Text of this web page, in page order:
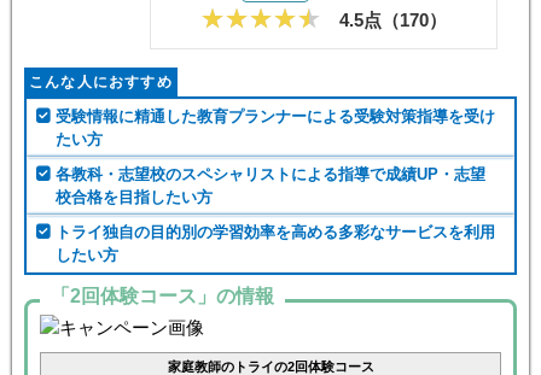
4.5点（170）
こんな人におすすめ
受験情報に精通した教育プランナーによる受験対策指導を受け
たい方
各教科・志望校のスペシャリストによる指導で成績UP・志望
校合格を目指したい方
トライ独自の目的別の学習効率を高める多彩なサービスを利用
したい方
「2回体験コース」の情報
家庭教師のトライの2回体験コース